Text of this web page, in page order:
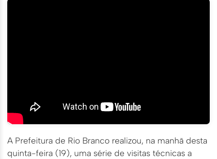
A Prefeitura de Rio Branco realizou, na manhã desta
quinta-feira (19), uma série de visitas técnicas a